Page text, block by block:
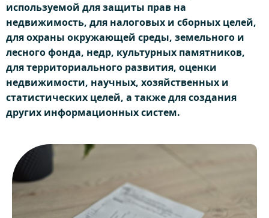
используемой для защиты прав на
недвижимость, для налоговых и сборных целей,
для охраны окружающей среды, земельного и
лесного фонда, недр, культурных памятников,
для территориального развития, оценки
недвижимости, научных, хозяйственных и
статистических целей, а также для создания
других информационных систем.